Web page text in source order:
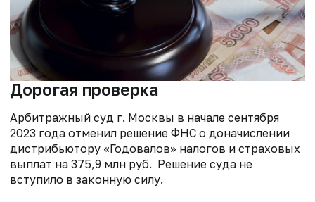
Дорогая проверка
Арбитражный суд г. Москвы в начале сентября
2023 года отменил решение ФНС о доначислении
дистрибьютору «Годовалов» налогов и страховых
выплат на 375,9 млн руб. Решение суда не
вступило в законную силу.